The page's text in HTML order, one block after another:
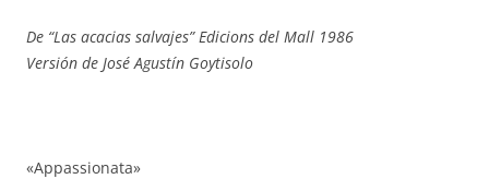
De “Las acacias salvajes” Edicions del Mall 1986
Versión de José Agustín Goytisolo
«Appassionata»